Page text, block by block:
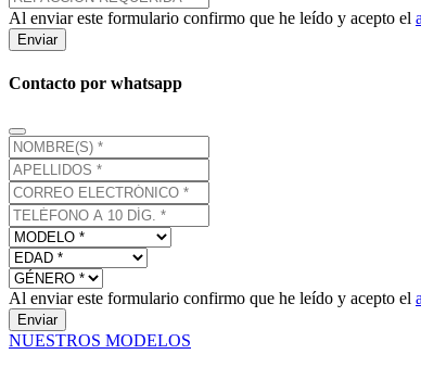
Al enviar este formulario confirmo que he leído y acepto el
Enviar
Contacto por whatsapp
Al enviar este formulario confirmo que he leído y acepto el
Enviar
NUESTROS MODELOS